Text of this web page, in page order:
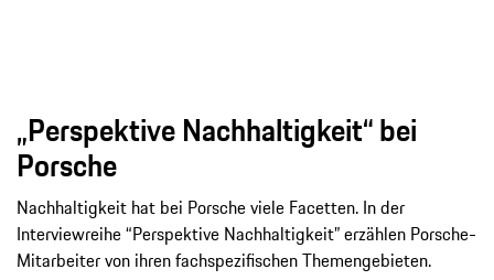
„Perspektive Nachhaltigkeit“ bei
Porsche
Nachhaltigkeit hat bei Porsche viele Facetten. In der
Interviewreihe “Perspektive Nachhaltigkeit” erzählen Porsche-
Mitarbeiter von ihren fachspezifischen Themengebieten.